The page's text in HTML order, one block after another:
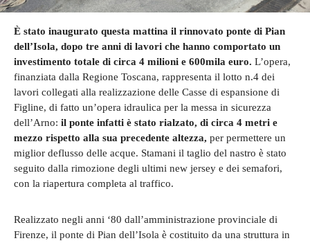
È stato inaugurato questa mattina il rinnovato ponte di Pian
dell’Isola, dopo tre anni di lavori che hanno comportato un
investimento totale di circa 4 milioni e 600mila euro. L’opera,
finanziata dalla Regione Toscana, rappresenta il lotto n.4 dei
lavori collegati alla realizzazione delle Casse di espansione di
Figline, di fatto un’opera idraulica per la messa in sicurezza
dell’Arno: il ponte infatti è stato rialzato, di circa 4 metri e
mezzo rispetto alla sua precedente altezza, per permettere un
miglior deflusso delle acque. Stamani il taglio del nastro è stato
seguito dalla rimozione degli ultimi new jersey e dei semafori,
con la riapertura completa al traffico.
Realizzato negli anni ‘80 dall’amministrazione provinciale di
Firenze, il ponte di Pian dell’Isola è costituito da una struttura in